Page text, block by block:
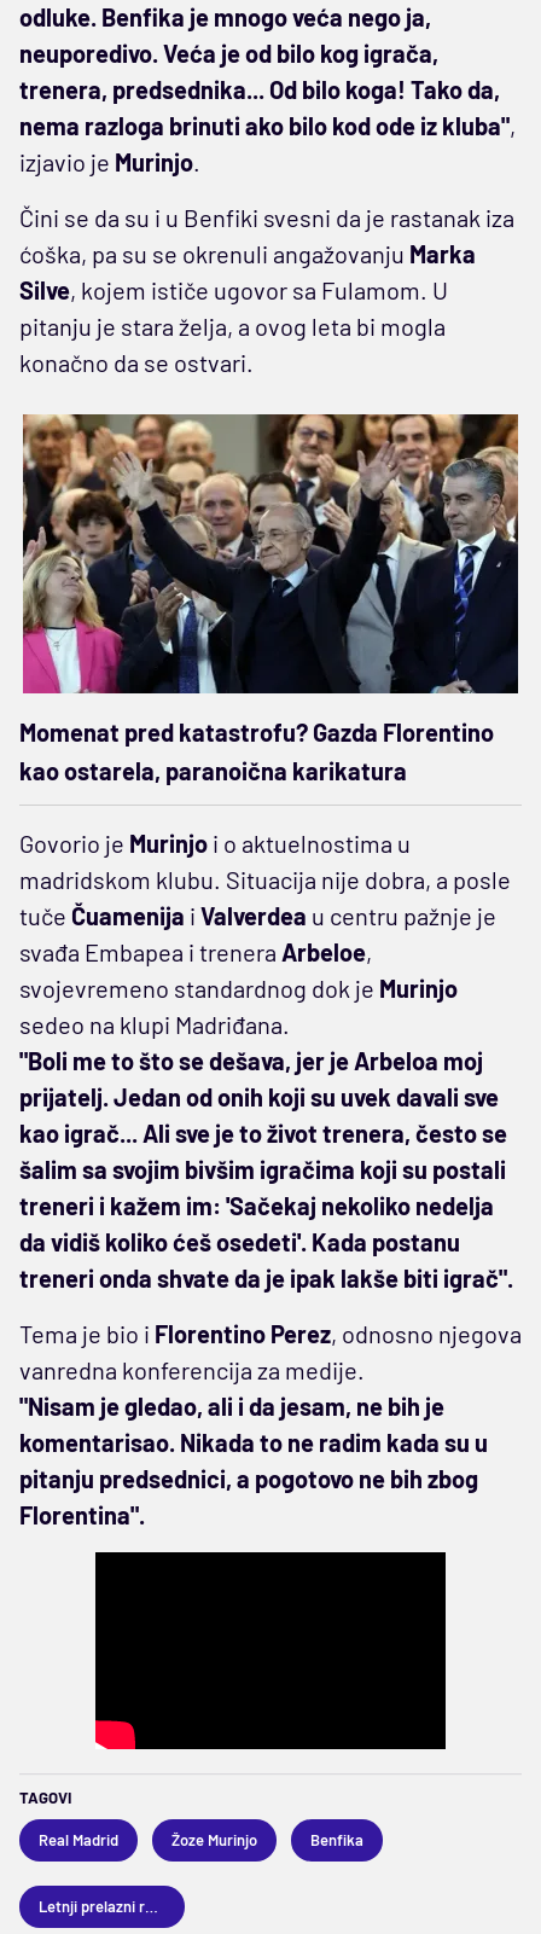
odluke. Benfika je mnogo veća nego ja,
neuporedivo. Veća je od bilo kog igrača,
trenera, predsednika... Od bilo koga! Tako da,
nema razloga brinuti ako bilo kod ode iz kluba",
izjavio je Murinjo.
Čini se da su i u Benfiki svesni da je rastanak iza
ćoška, pa su se okrenuli angažovanju Marka
Silve, kojem ističe ugovor sa Fulamom. U
pitanju je stara želja, a ovog leta bi mogla
konačno da se ostvari.
Momenat pred katastrofu? Gazda Florentino
kao ostarela, paranoična karikatura
Govorio je Murinjo i o aktuelnostima u
madridskom klubu. Situacija nije dobra, a posle
tuče Čuamenija i Valverdea u centru pažnje je
svađa Embapea i trenera Arbeloe,
svojevremeno standardnog dok je Murinjo
sedeo na klupi Madriđana.
"Boli me to što se dešava, jer je Arbeloa moj
prijatelj. Jedan od onih koji su uvek davali sve
kao igrač... Ali sve je to život trenera, često se
šalim sa svojim bivšim igračima koji su postali
treneri i kažem im: 'Sačekaj nekoliko nedelja
da vidiš koliko ćeš osedeti'. Kada postanu
treneri onda shvate da je ipak lakše biti igrač".
Tema je bio i Florentino Perez, odnosno njegova
vanredna konferencija za medije.
"Nisam je gledao, ali i da jesam, ne bih je
komentarisao. Nikada to ne radim kada su u
pitanju predsednici, a pogotovo ne bih zbog
Florentina".
TAGOVI
Real Madrid Žoze Murinjo Benfika